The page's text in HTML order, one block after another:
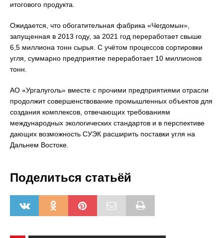
итогового продукта.
Ожидается, что обогатительная фабрика «Чегдомын»,
запущенная в 2013 году, за 2021 год переработает свыше
6,5 миллиона тонн сырья. С учётом процессов сортировки
угля, суммарно предприятие переработает 10 миллионов
тонн.
АО «Ургалуголь» вместе с прочими предприятиями отрасли
продолжит совершенствование промышленных объектов для
создания комплексов, отвечающих требованиям
международных экологических стандартов и в перспективе
дающих возможность СУЭК расширить поставки угля на
Дальнем Востоке.
Поделиться статьёй